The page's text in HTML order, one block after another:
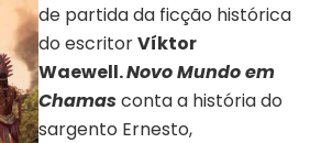
de partida da ficção histórica
do escritorVíktor
Waewell.Novo Mundo em
Chamasconta a história do
sargento Ernesto,